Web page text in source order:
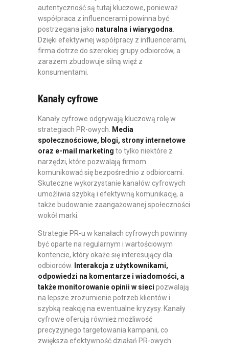
autentyczność są tutaj kluczowe, ponieważ
współpraca z influencerami powinna być
postrzegana jako naturalna i wiarygodna
Dzięki efektywnej współpracy z influencerami,
firma dotrze do szerokiej grupy odbiorców, a
zarazem zbudowuje silną więź z
konsumentami.
Kanały cyfrowe
Kanały cyfrowe odgrywają kluczową rolę w
strategiach PR-owych.
Media
społecznościowe, blogi, strony internetowe
oraz e-mail marketing to tylko niektóre z
narzędzi, które pozwalają firmom
komunikować się bezpośrednio z odbiorcami.
Skuteczne wykorzystanie kanałów cyfrowych
umożliwia szybką i efektywną komunikację, a
także budowanie zaangażowanej społeczności
wokół marki.
Strategie PR-u w kanałach cyfrowych powinny
być oparte na regularnym i wartościowym
kontencie, który okaże się interesujący dla
odbiorców.
Interakcja z użytkownikami,
odpowiedzi na komentarze i wiadomości, a
także monitorowanie opinii w sieci pozwalają
na lepsze zrozumienie potrzeb klientów i
szybką reakcję na ewentualne kryzysy. Kanały
cyfrowe oferują również możliwość
precyzyjnego targetowania kampanii, co
zwiększa efektywność działań PR-owych.